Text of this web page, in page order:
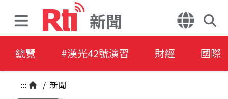
新聞
總覽 #漢光42號演習 財經 國際
::: / 新聞